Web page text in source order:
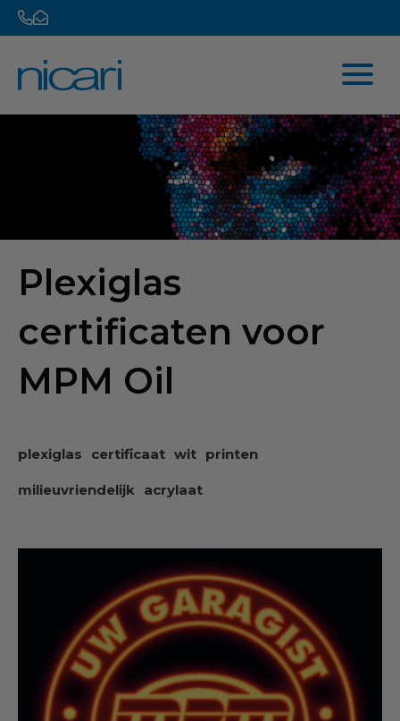
Plexiglas
certificaten voor
MPM Oil
plexiglas certificaat wit printen
milieuvriendelijk acrylaat